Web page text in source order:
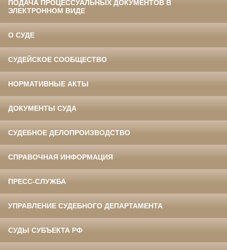
ПОДАЧА ПРОЦЕССУАЛЬНЫХ ДОКУМЕНТОВ В
ЭЛЕКТРОННОМ ВИДЕ
О СУДЕ
СУДЕЙСКОЕ СООБЩЕСТВО
НОРМАТИВНЫЕ АКТЫ
ДОКУМЕНТЫ СУДА
СУДЕБНОЕ ДЕЛОПРОИЗВОДСТВО
СПРАВОЧНАЯ ИНФОРМАЦИЯ
ПРЕСС-СЛУЖБА
УПРАВЛЕНИЕ СУДЕБНОГО ДЕПАРТАМЕНТА
СУДЫ СУБЪЕКТА РФ